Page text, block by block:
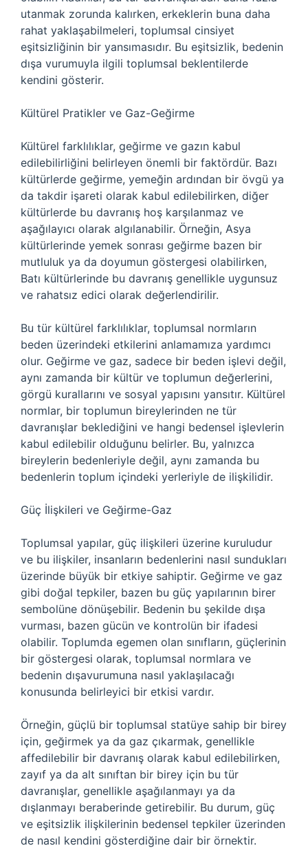
utanmak zorunda kalırken, erkeklerin buna daha
rahat yaklaşabilmeleri, toplumsal cinsiyet
eşitsizliğinin bir yansımasıdır. Bu eşitsizlik, bedenin
dışa vurumuyla ilgili toplumsal beklentilerde
kendini gösterir.
Kültürel Pratikler ve Gaz-Geğirme
Kültürel farklılıklar, geğirme ve gazın kabul
edilebilirliğini belirleyen önemli bir faktördür. Bazı
kültürlerde geğirme, yemeğin ardından bir övgü ya
da takdir işareti olarak kabul edilebilirken, diğer
kültürlerde bu davranış hoş karşılanmaz ve
aşağılayıcı olarak algılanabilir. Örneğin, Asya
kültürlerinde yemek sonrası geğirme bazen bir
mutluluk ya da doyumun göstergesi olabilirken,
Batı kültürlerinde bu davranış genellikle uygunsuz
ve rahatsız edici olarak değerlendirilir.
Bu tür kültürel farklılıklar, toplumsal normların
beden üzerindeki etkilerini anlamamıza yardımcı
olur. Geğirme ve gaz, sadece bir beden işlevi değil,
aynı zamanda bir kültür ve toplumun değerlerini,
görgü kurallarını ve sosyal yapısını yansıtır. Kültürel
normlar, bir toplumun bireylerinden ne tür
davranışlar beklediğini ve hangi bedensel işlevlerin
kabul edilebilir olduğunu belirler. Bu, yalnızca
bireylerin bedenleriyle değil, aynı zamanda bu
bedenlerin toplum içindeki yerleriyle de ilişkilidir.
Güç İlişkileri ve Geğirme-Gaz
Toplumsal yapılar, güç ilişkileri üzerine kuruludur
ve bu ilişkiler, insanların bedenlerini nasıl sundukları
üzerinde büyük bir etkiye sahiptir. Geğirme ve gaz
gibi doğal tepkiler, bazen bu güç yapılarının birer
sembolüne dönüşebilir. Bedenin bu şekilde dışa
vurması, bazen gücün ve kontrolün bir ifadesi
olabilir. Toplumda egemen olan sınıfların, güçlerinin
bir göstergesi olarak, toplumsal normlara ve
bedenin dışavurumuna nasıl yaklaşılacağı
konusunda belirleyici bir etkisi vardır.
Örneğin, güçlü bir toplumsal statüye sahip bir birey
için, geğirmek ya da gaz çıkarmak, genellikle
affedilebilir bir davranış olarak kabul edilebilirken,
zayıf ya da alt sınıftan bir birey için bu tür
davranışlar, genellikle aşağılanmayı ya da
dışlanmayı beraberinde getirebilir. Bu durum, güç
ve eşitsizlik ilişkilerinin bedensel tepkiler üzerinden
de nasıl kendini gösterdiğine dair bir örnektir.